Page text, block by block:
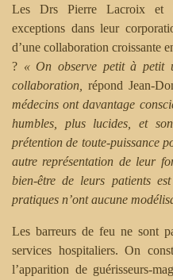
Les Drs Pierre Lacroix et
exceptions dans leur
d’une collaboration croissante
? « On observe petit à petit
collaboration,
répond Jean-
médecins ont davantage
humbles, plus lucides, et
prétention de toute-puissance
autre représentation de leur
bien-être de leurs patients
pratiques n’ont aucune
Les barreurs de feu ne sont
services hospitaliers. On
l’apparition de guérisseurs-